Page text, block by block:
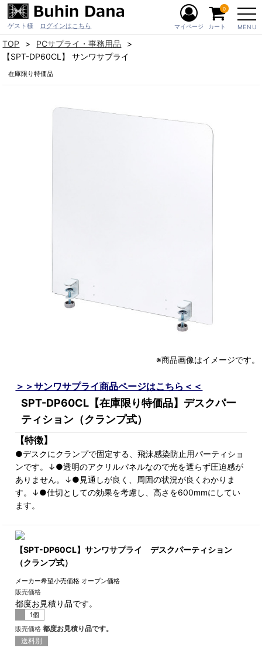
ゲスト様 ログインはこちら MENU
マイページ カート
0
TOP
PCサプライ・事務用品
【SPT-DP60CL】 サンワサプライ
在庫限り特価品
※商品画像はイメージです。
＞＞サンワサプライ商品ページはこちら＜＜
SPT-DP60CL【在庫限り特価品】デスクパー
ティション（クランプ式）
【特徴】
●デスクにクランプで固定する、飛沫感染防止用パーティショ
ンです。↓●透明のアクリルパネルなので光を遮らず圧迫感が
ありません。↓●見通しが良く、周囲の状況が良くわかりま
す。↓●仕切としての効果を考慮し、高さを600mmにしてい
ます。
【SPT-DP60CL】サンワサプライ デスクパーティション
（クランプ式）
メーカー希望小売価格 オープン価格
販売価格
都度お見積り品です。
1個
販売価格 都度お見積り品です。
送料別